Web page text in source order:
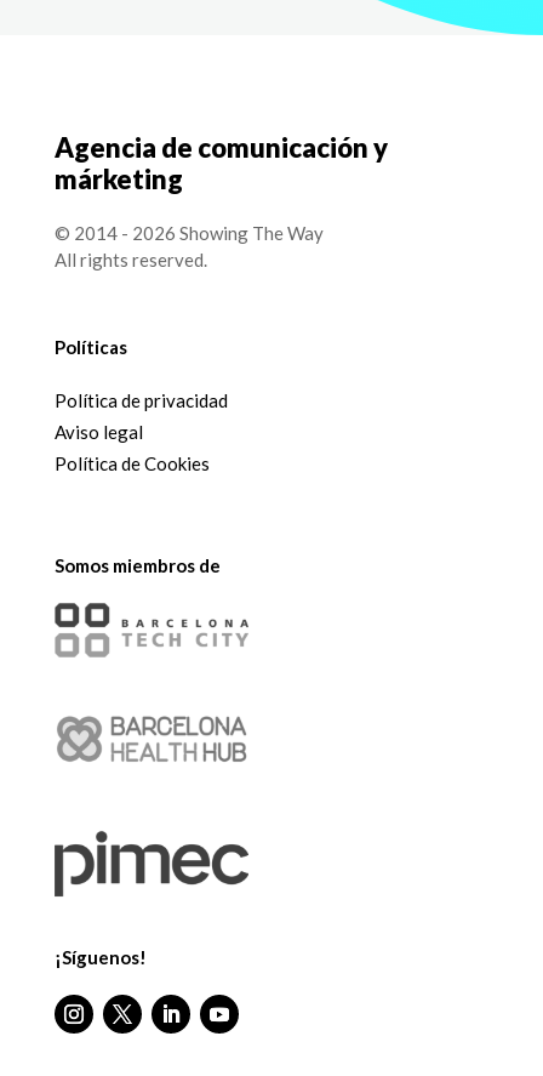
Agencia de comunicación y
márketing
© 2014 - 2026 Showing The Way
All rights reserved.
Políticas
Política de privacidad
Aviso legal
Política de Cookies
Somos miembros de
¡Síguenos!